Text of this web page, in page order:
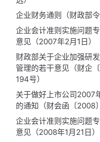
企业财务通则（财政部令
企业会计准则实施问题
意见（2007年2月1日）
财政部关于企业加强研
管理的若干意见（财企〔
194号）
关于做好上市公司2007
的通知（财会函〔2008
企业会计准则实施问题
意见（2008年1月21日）